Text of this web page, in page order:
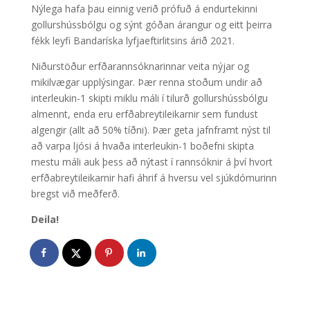
Nýlega hafa þau einnig verið prófuð á endurtekinni
gollurshússbólgu og sýnt góðan árangur og eitt þeirra
fékk leyfi Bandaríska lyfjaeftirlitsins árið 2021.
Niðurstöður erfðarannsóknarinnar veita nýjar og
mikilvægar upplýsingar. Þær renna stoðum undir að
interleukin-1 skipti miklu máli í tilurð gollurshússbólgu
almennt, enda eru erfðabreytileikarnir sem fundust
algengir (allt að 50% tíðni). Þær geta jafnframt nýst til
að varpa ljósi á hvaða interleukin-1 boðefni skipta
mestu máli auk þess að nýtast í rannsóknir á því hvort
erfðabreytileikarnir hafi áhrif á hversu vel sjúkdómurinn
bregst við meðferð.
Deila!